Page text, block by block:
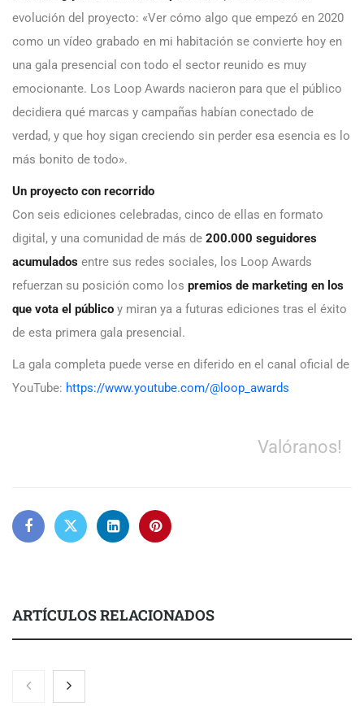
evolución del proyecto: «Ver cómo algo que empezó en 2020
como un vídeo grabado en mi habitación se convierte hoy en
una gala presencial con todo el sector reunido es muy
emocionante. Los Loop Awards nacieron para que el público
decidiera qué marcas y campañas habían conectado de
verdad, y que hoy sigan creciendo sin perder esa esencia es lo
más bonito de todo».
Un proyecto con recorrido
Con seis ediciones celebradas, cinco de ellas en formato
digital, y una comunidad de más de 200.000 seguidores
acumulados entre sus redes sociales, los Loop Awards
refuerzan su posición como los premios de marketing en los
que vota el público y miran ya a futuras ediciones tras el éxito
de esta primera gala presencial.
La gala completa puede verse en diferido en el canal oficial de
YouTube: https://www.youtube.com/@loop_awards
Valóranos!
ARTÍCULOS RELACIONADOS